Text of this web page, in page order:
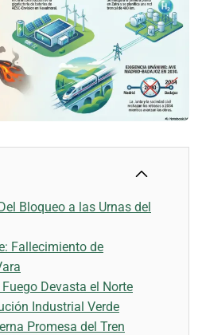
Bloqueo a las Urnas del
Fallecimiento de
Devasta el Norte
Industrial Verde
Promesa del Tren